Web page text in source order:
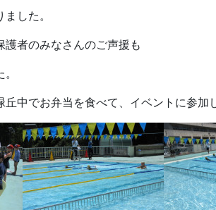
した。
護者のみなさんのご声援も
丘中でお弁当を食べて、イベントに参加